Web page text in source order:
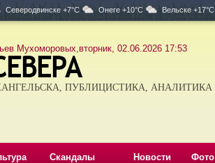
Северодвинске +7°C Онеге +10°C Вельске +17°C
Мухоморовых,вторник, 02.06.2026 17:53
ПУБЛИЦИСТИКА, АНАЛИТИКА
Скандалы Новости Фото